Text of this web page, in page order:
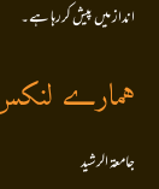
انداز میں پیش کررہا ہے۔
ہمارے
جامعۃ الرشید